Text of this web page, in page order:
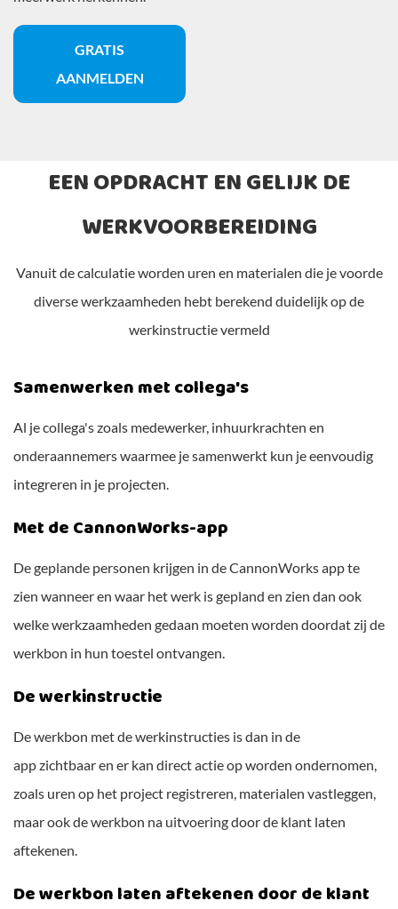
GRATIS
AANMELDEN
EEN OPDRACHT EN GELIJK DE
WERKVOORBEREIDING
Vanuit de calculatie worden uren en materialen die je voorde
diverse werkzaamheden hebt berekend duidelijk op de
werkinstructie vermeld
Samenwerken met collega's
Al je collega's zoals medewerker, inhuurkrachten en
onderaannemers waarmee je samenwerkt kun je eenvoudig
integreren in je projecten.
Met de CannonWorks-app
De geplande personen krijgen in de CannonWorks app te
zien wanneer en waar het werk is gepland en zien dan ook
welke werkzaamheden gedaan moeten worden doordat zij de
werkbon in hun toestel ontvangen.
De werkinstructie
De werkbon met de werkinstructies is dan in de
app zichtbaar en er kan direct actie op worden ondernomen,
zoals uren op het project registreren, materialen vastleggen,
maar ook de werkbon na uitvoering door de klant laten
aftekenen.
De werkbon laten aftekenen door de klant